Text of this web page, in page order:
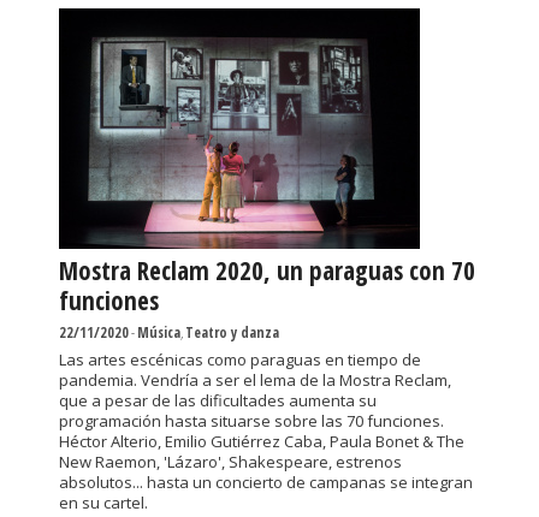
Mostra Reclam 2020, un paraguas con 70
funciones
22/11/2020-Música,Teatro y danza
Las artes escénicas como paraguas en tiempo de
pandemia. Vendría a ser el lema de la Mostra Reclam,
que a pesar de las dificultades aumenta su
programación hasta situarse sobre las 70 funciones.
Héctor Alterio, Emilio Gutiérrez Caba, Paula Bonet & The
New Raemon, 'Lázaro', Shakespeare, estrenos
absolutos... hasta un concierto de campanas se integran
en su cartel.